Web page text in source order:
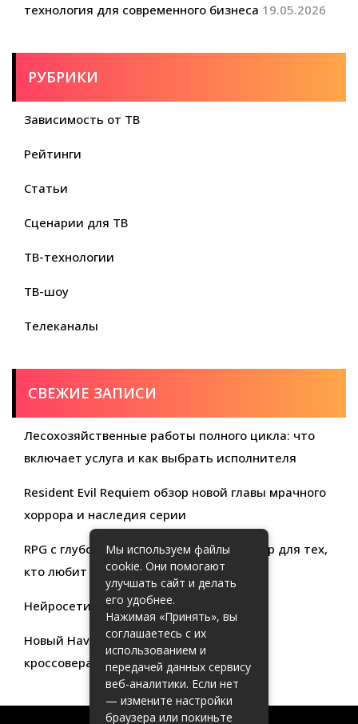
технология для современного бизнеса 19.05.2026
РУБРИКИ
Зависимость от ТВ
Рейтинги
Статьи
Сценарии для ТВ
ТВ-технологии
ТВ-шоу
Телеканалы
СВЕЖИЕ ЗАПИСИ
Лесохозяйственные работы полного цикла: что
включает услуга и как выбрать исполнителя
Resident Evil Requiem обзор новой главы мрачного
хоррора и наследия серии
RPG с глубокой кастомизацией обзор игр для тех,
кто любит свободу выбора
Нейросети для продуктивности
Новый Haval Jolion: обзор современного
кроссовера для активной жизни
Мы используем файлы
cookie. Они помогают
улучшать сайт и делать
его удобнее.
Нажимая «Принять», вы
соглашаетесь с их
использованием и
передачей данных сервису
веб-аналитики. Если нет
— измените настройки
браузера или покиньте